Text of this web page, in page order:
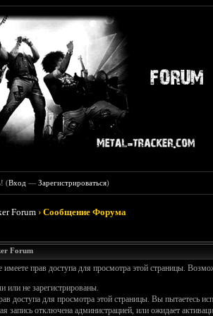
(Вход —Зарегистрироваться)
Forum ›Сообщение Форума
Forum
прав доступа для просмотра этой страницы.
или не зарегистрированы.
доступа для просмотра этой страницы. Вы пытаетесь
запись отключена администрацией, или ожидает